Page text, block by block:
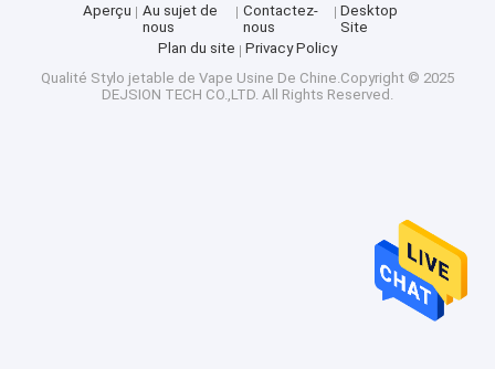
Aperçu
Au sujet de
nous
Contactez-
nous
Desktop
Site
Plan du site
Privacy Policy
Qualité Stylo jetable de Vape Usine De Chine.Copyright © 2025
DEJSION TECH CO.,LTD. All Rights Reserved.